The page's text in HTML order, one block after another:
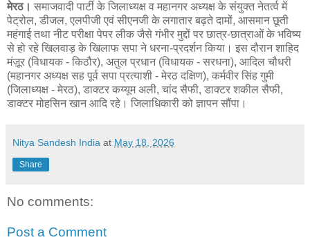
मेरठ। समाजवादी पार्टी के जिलाध्यक्ष व महानगर अध्यक्ष के संयुक्त नेतर्त्व में
पेट्रोल, डीजल, एलपीजी एवं सीएनजी के लगातार बढ़ते दामों, आसमान छूती
महंगाई तथा नीट परीक्षा पेपर लीक जैसे गंभीर मुद्दों पर छात्र-छात्राओं के भविष्य
से हो रहे खिलवाड़ के खिलाफ सपा ने धरना-प्रदर्शन किया। इस दौरान शाहिद
मंज़ूर (विधायक - किठौर), अतुल प्रधान (विधायक - सरधना), आदिल चौधरी
(महानगर अध्यक्ष सह पूर्व सपा प्रत्याशी - मेरठ दक्षिण), कर्मवीर सिंह गुमी
(जिलाध्यक्ष - मेरठ), डाक्टर कय्यूम अली, चांद सैफी, डाक्टर शकील सैफी,
डाक्टर मोहसिन खान आदि रहे। जिलाधिकारी को ज्ञापन सौंपा।
Nitya Sandesh India at May 18, 2026
Share
No comments:
Post a Comment